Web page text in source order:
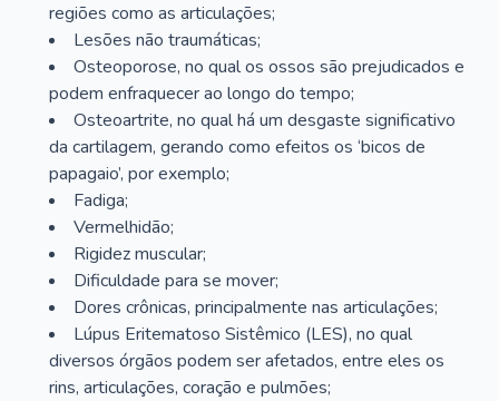
regiões como as articulações;
Lesões não traumáticas;
Osteoporose, no qual os ossos são prejudicados e
podem enfraquecer ao longo do tempo;
Osteoartrite, no qual há um desgaste significativo
da cartilagem, gerando como efeitos os ‘bicos de
papagaio’, por exemplo;
Fadiga;
Vermelhidão;
Rigidez muscular;
Dificuldade para se mover;
Dores crônicas, principalmente nas articulações;
Lúpus Eritematoso Sistêmico (LES), no qual
diversos órgãos podem ser afetados, entre eles os
rins, articulações, coração e pulmões;